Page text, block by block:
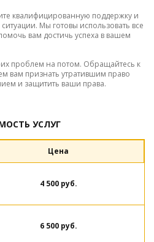
квалифицированную поддержку и
Мы готовы использовать все
вам достичь успеха в вашем
проблем на потом. Обращайтесь к
вам признать утратившим право
и защитить ваши права.
УСЛУГ
Цена
4 500 руб.
6 500 руб.